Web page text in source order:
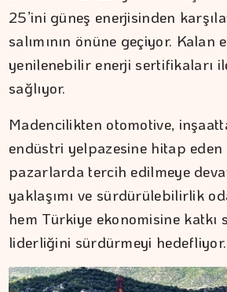
25’ini güneş enerjisinden
salımının önüne geçiyor.
yenilenebilir enerji sertifikaları
sağlıyor.
Madencilikten otomotive,
endüstri yelpazesine hitap
pazarlarda tercih edilmeye
yaklaşımı ve sürdürülebilirlik
hem Türkiye ekonomisine
liderliğini sürdürmeyi hedefliyor.